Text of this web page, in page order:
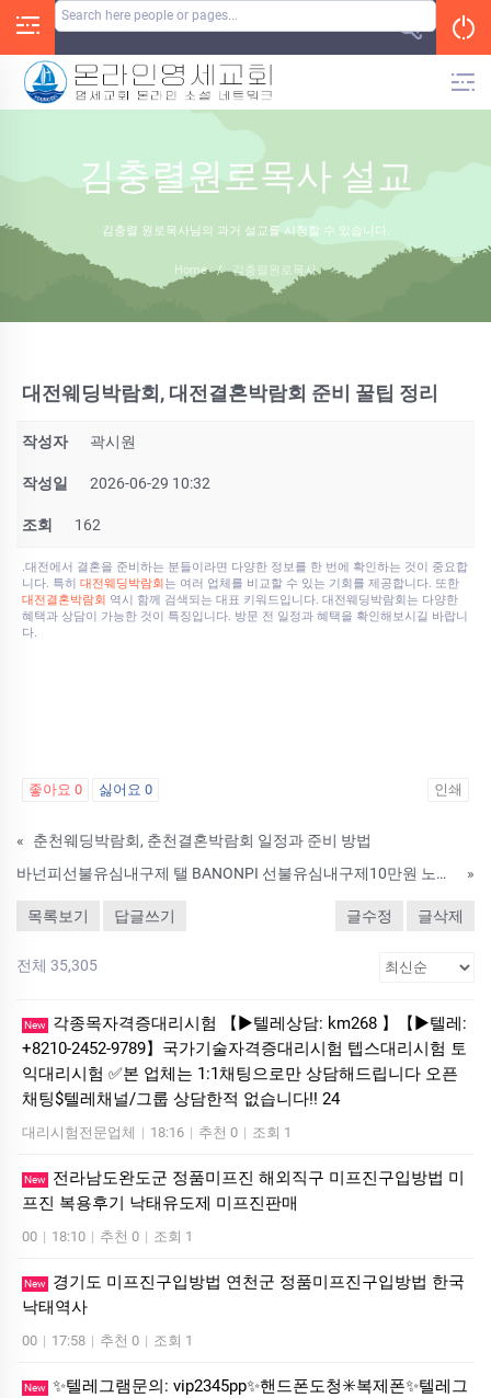
김충렬원로목사 설교
김충렬 원로목사님의 과거 설교를 시청할 수 있습니다.
Home / 김충렬원로목사
대전웨딩박람회, 대전결혼박람회 준비 꿀팁 정리
작성자 곽시원
작성일 2026-06-29 10:32
조회 162
.대전에서 결혼을 준비하는 분들이라면 다양한 정보를 한 번에 확인하는 것이 중요합
니다. 특히 대전웨딩박람회 는 여러 업체를 비교할 수 있는 기회를 제공합니다. 또한
대전결혼박람회 역시 함께 검색되는 대표 키워드입니다. 대전웨딩박람회는 다양한
혜택과 상담이 가능한 것이 특징입니다. 방문 전 일정과 혜택을 확인해보시길 바랍니
다.
좋아요 0 싫어요 0 인쇄
«
춘천웨딩박람회, 춘천결혼박람회 일정과 준비 방법
바넌피선불유심내구제 탤 BANONPI 선불유심내구제10만원 노원구 무피해 무사고 유심매입업체 연체자비상금대출 정부긴급생활자금 QVD
»
목록보기 답글쓰기 글수정 글삭제
전체 35,305
New
각종목자격증대리시험 【▶텔레상담: km268 】【▶텔레:
+8210-2452-9789】국가기술자격증대리시험 텝스대리시험 토
익대리시험 ✅본 업체는 1:1채팅으로만 상담해드립니다 오픈
채팅$텔레채널/그룹 상담한적 없습니다!! 24
대리시험전문업체 | 18:16 | 추천 0 | 조회 1
New
전라남도완도군 정품미프진 해외직구 미프진구입방법 미
프진 복용후기 낙­태유도제 미­프진판매
00 | 18:10 | 추천 0 | 조회 1
New
경기도 미프진구입방법 연천군 정품미프진구입방법 한국
낙­태역사
00 | 17:58 | 추천 0 | 조회 1
New ✨텔레그램문의: vip2345pp✨핸드폰도청✳️복제폰✨텔레그